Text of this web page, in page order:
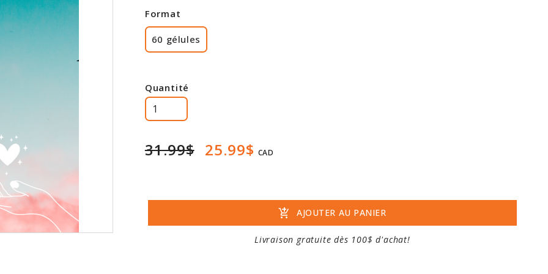
Format
60 gélules
Quantité
31.99$ 25.99$ CAD
add_shopping_cart AJOUTER AU PANIER
Livraison gratuite dès 100$ d'achat!